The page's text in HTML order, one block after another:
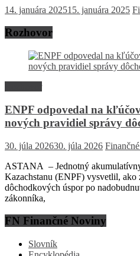
14. januára 202515. januára 2025
Rozhovor
ENPF odpovedal na
nových pravidiel správy
30. júla 202630. júla 2026
ASTANA – Jednotný
Kazachstanu (ENPF) vysvetlil, ako
dôchodkových úspor po
zákonníka,
FN Finančné Noviny
Slovník